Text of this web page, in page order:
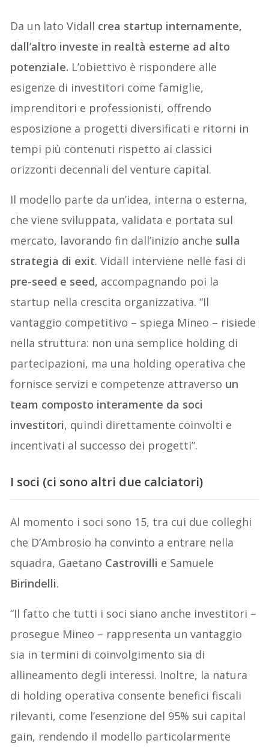
Da un lato Vidall crea startup internamente,
dall’altro investe in realtà esterne ad alto
potenziale. L’obiettivo è rispondere alle
esigenze di investitori come famiglie,
imprenditori e professionisti, offrendo
esposizione a progetti diversificati e ritorni in
tempi più contenuti rispetto ai classici
orizzonti decennali del venture capital.
Il modello parte da un’idea, interna o esterna,
che viene sviluppata, validata e portata sul
mercato, lavorando fin dall’inizio anche sulla
strategia di exit. Vidall interviene nelle fasi di
pre-seed e seed, accompagnando poi la
startup nella crescita organizzativa. “Il
vantaggio competitivo – spiega Mineo – risiede
nella struttura: non una semplice holding di
partecipazioni, ma una holding operativa che
fornisce servizi e competenze attraverso un
team composto interamente da soci
investitori, quindi direttamente coinvolti e
incentivati al successo dei progetti”.
I soci (ci sono altri due calciatori)
Al momento i soci sono 15, tra cui due colleghi
che D’Ambrosio ha convinto a entrare nella
squadra, Gaetano Castrovilli e Samuele
Birindelli.
“Il fatto che tutti i soci siano anche investitori –
prosegue Mineo – rappresenta un vantaggio
sia in termini di coinvolgimento sia di
allineamento degli interessi. Inoltre, la natura
di holding operativa consente benefici fiscali
rilevanti, come l’esenzione del 95% sui capital
gain, rendendo il modello particolarmente